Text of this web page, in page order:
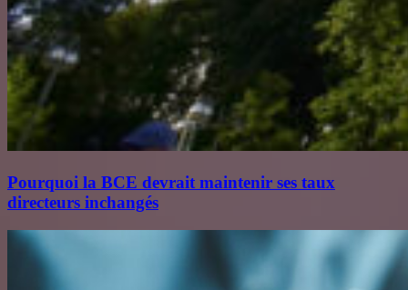
Pourquoi la BCE devrait maintenir ses taux
directeurs inchangés